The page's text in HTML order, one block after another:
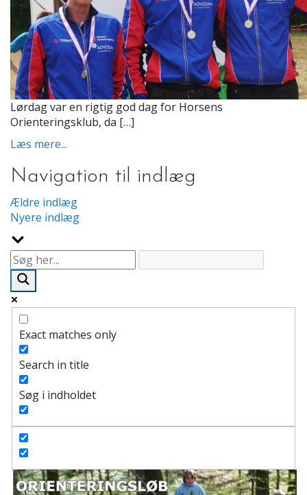
Lørdag var en rigtig god dag for Horsens
Orienteringsklub, da […]
Læs mere...
Navigation til indlæg
Ældre indlæg
Nyere indlæg
Exact matches only
Search in title
Søg i indholdet